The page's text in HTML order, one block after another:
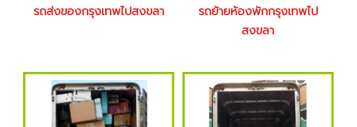
รถส่งของกรุงเทพไปสงขลา
รถย้ายห้องพักกรุงเทพไป
สงขลา